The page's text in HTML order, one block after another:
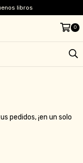
libros
0
pedidos, ¡en un solo